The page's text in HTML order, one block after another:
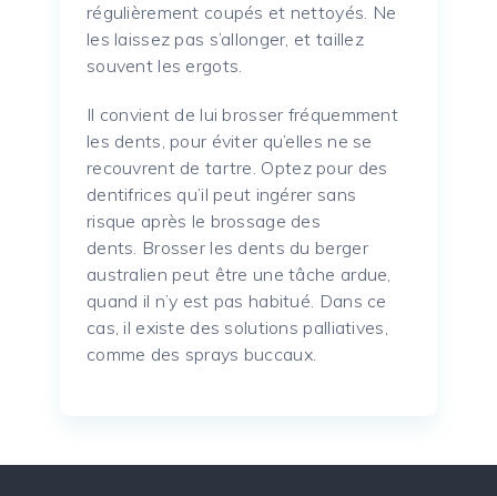
régulièrement coupés et nettoyés. Ne
les laissez pas s’allonger, et taillez
souvent les ergots.
Il convient de lui brosser fréquemment
les dents, pour éviter qu’elles ne se
recouvrent de tartre. Optez pour des
dentifrices qu’il peut ingérer sans
risque après le brossage des
dents. Brosser les dents du berger
australien peut être une tâche ardue,
quand il n’y est pas habitué. Dans ce
cas, il existe des solutions palliatives,
comme des sprays buccaux.